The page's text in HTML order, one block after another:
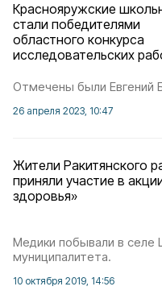
Краснояружские
стали победителями
областного конкурса
исследовательских
Отмечены были Евгений
26 апреля 2023, 10:47
Жители Ракитянского
приняли участие в
здоровья»
Медики побывали в селе
муниципалитета.
10 октября 2019, 14:56